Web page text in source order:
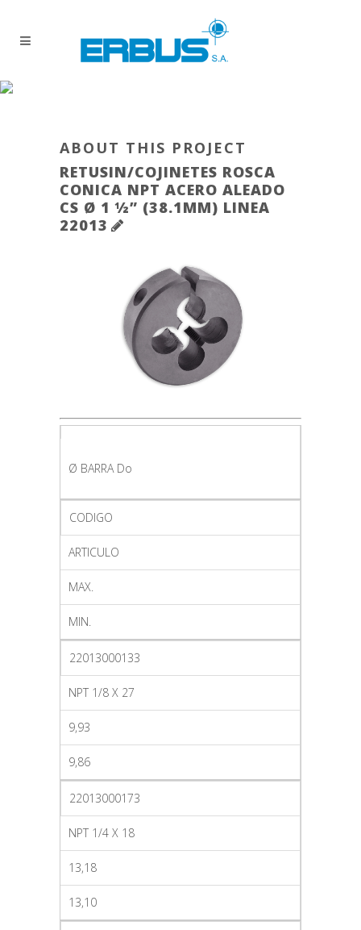
ABOUT THIS PROJECT
RETUSIN/COJINETES ROSCA
CONICA NPT ACERO ALEADO
CS Ø 1 ½” (38.1MM) LINEA
22013
Ø BARRA Do
CODIGO
ARTICULO
MAX.
MIN.
22013000133
NPT 1/8 X 27
9,93
9,86
22013000173
NPT 1/4 X 18
13,18
13,10